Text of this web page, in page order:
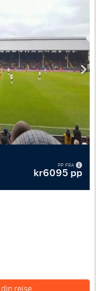
PP FRA
kr6095 pp